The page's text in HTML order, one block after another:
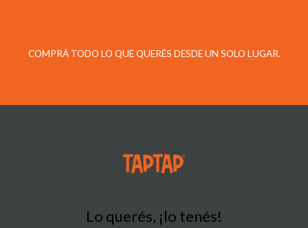
COMPRÁ TODO LO QUE QUERÉS DESDE UN SOLO LUGAR.
Lo querés, ¡lo tenés!